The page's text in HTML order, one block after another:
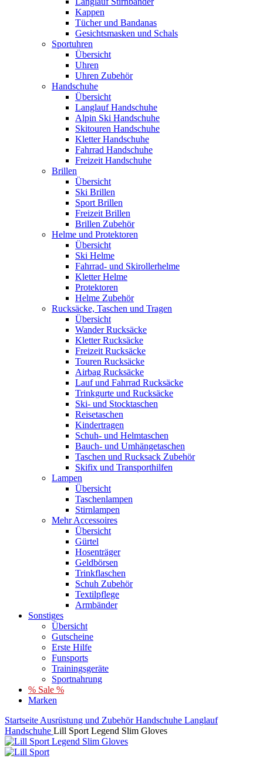
Kappen
Tücher und Bandanas
Gesichtsmasken und Schals
Sportuhren
Übersicht
Uhren
Uhren Zubehör
Handschuhe
Übersicht
Langlauf Handschuhe
Alpin Ski Handschuhe
Skitouren Handschuhe
Kletter Handschuhe
Fahrrad Handschuhe
Freizeit Handschuhe
Brillen
Übersicht
Ski Brillen
Sport Brillen
Freizeit Brillen
Brillen Zubehör
Helme und Protektoren
Übersicht
Ski Helme
Fahrrad- und Skirollerhelme
Kletter Helme
Protektoren
Helme Zubehör
Rucksäcke, Taschen und Tragen
Übersicht
Wander Rucksäcke
Kletter Rucksäcke
Freizeit Rucksäcke
Touren Rucksäcke
Airbag Rucksäcke
Lauf und Fahrrad Rucksäcke
Trinkgurte und Rucksäcke
Ski- und Stocktaschen
Reisetaschen
Kindertragen
Schuh- und Helmtaschen
Bauch- und Umhängetaschen
Taschen und Rucksack Zubehör
Skifix und Transporthilfen
Lampen
Übersicht
Taschenlampen
Stirnlampen
Mehr Accessoires
Übersicht
Gürtel
Hosenträger
Geldbörsen
Trinkflaschen
Schuh Zubehör
Textilpflege
Armbänder
Sonstiges
Übersicht
Gutscheine
Erste Hilfe
Funsports
Trainingsgeräte
Sportnahrung
% Sale %
Marken
Startseite Ausrüstung und Zubehör Handschuhe Langlauf
Handschuhe Lill Sport Legend Slim Gloves